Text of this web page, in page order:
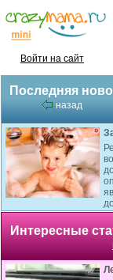
Войти на сайт
Последняя
назад
Интересные